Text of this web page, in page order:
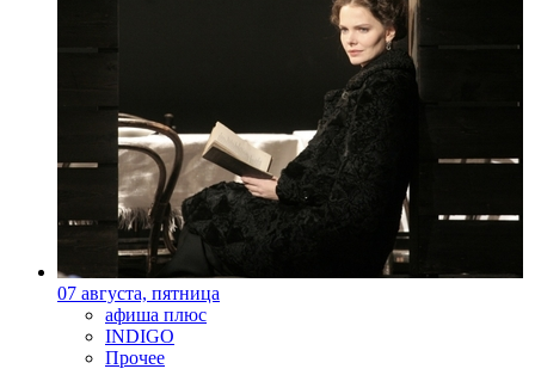
07 августа, пятница
афиша плюс
INDIGO
Прочее